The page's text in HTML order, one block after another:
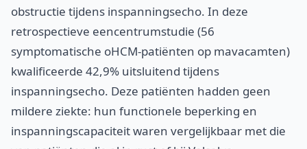
obstructie tijdens inspanningsecho. In deze
retrospectieve eencentrumstudie (56
symptomatische oHCM-patiënten op mavacamten)
kwalificeerde 42,9% uitsluitend tijdens
inspanningsecho. Deze patiënten hadden geen
mildere ziekte: hun functionele beperking en
inspanningscapaciteit waren vergelijkbaar met die